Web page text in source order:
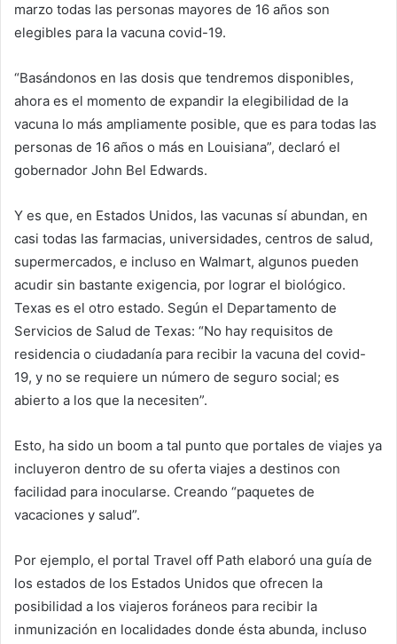
marzo todas las personas mayores de 16 años son
elegibles para la vacuna covid-19.
“Basándonos en las dosis que tendremos disponibles,
ahora es el momento de expandir la elegibilidad de la
vacuna lo más ampliamente posible, que es para todas las
personas de 16 años o más en Louisiana”, declaró el
gobernador John Bel Edwards.
Y es que, en Estados Unidos, las vacunas sí abundan, en
casi todas las farmacias, universidades, centros de salud,
supermercados, e incluso en Walmart, algunos pueden
acudir sin bastante exigencia, por lograr el biológico.
Texas es el otro estado. Según el Departamento de
Servicios de Salud de Texas: “No hay requisitos de
residencia o ciudadanía para recibir la vacuna del covid-
19, y no se requiere un número de seguro social; es
abierto a los que la necesiten”.
Esto, ha sido un boom a tal punto que portales de viajes ya
incluyeron dentro de su oferta viajes a destinos con
facilidad para inocularse. Creando “paquetes de
vacaciones y salud”.
Por ejemplo, el portal Travel off Path elaboró una guía de
los estados de los Estados Unidos que ofrecen la
posibilidad a los viajeros foráneos para recibir la
inmunización en localidades donde ésta abunda, incluso